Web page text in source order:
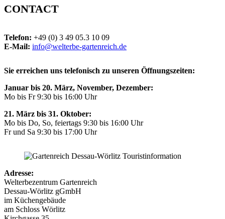
CONTACT
Telefon: +49 (0) 3 49 05.3 10 09
E-Mail: info@welterbe-gartenreich.de
Sie erreichen uns telefonisch zu unseren Öffnungszeiten:
Januar bis 20. März, November, Dezember:
Mo bis Fr 9:30 bis 16:00 Uhr
21. März bis 31. Oktober:
Mo bis Do, So, feiertags 9:30 bis 16:00 Uhr
Fr und Sa 9:30 bis 17:00 Uhr
Adresse:
Welterbezentrum Gartenreich
Dessau-Wörlitz gGmbH
im Küchengebäude
am Schloss Wörlitz